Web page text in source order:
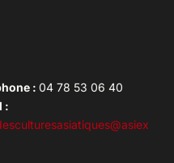
:04 78 53 06 40
: